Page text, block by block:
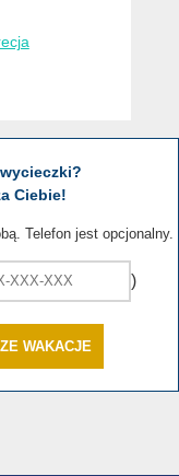
Ciebie!
Telefon jest opcjonalny.
)
WAKACJE